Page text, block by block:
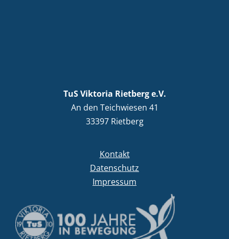
TuS Viktoria Rietberg e.V.
An den Teichwiesen 41
33397 Rietberg
Kontakt
Datenschutz
Impressum